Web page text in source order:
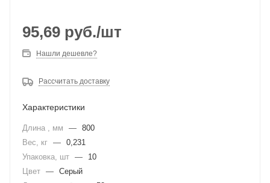
95,69 руб./шт
Нашли дешевле?
Рассчитать доставку
Характеристики
Длина , мм — 800
Вес, кг — 0,231
Упаковка, шт —
10
Цвет — Серый